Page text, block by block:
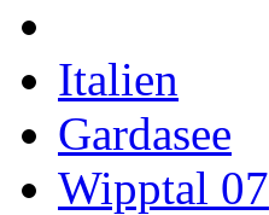
Italien
Gardasee
Wipptal 07